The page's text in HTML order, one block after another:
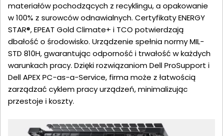
materiałów pochodzących z recyklingu, a opakowanie
w 100% z surowców odnawialnych. Certyfikaty ENERGY
STAR®, EPEAT Gold Climate+ i TCO potwierdzają
dbałość o środowisko. Urządzenie spełnia normy MIL-
STD 810H, gwarantując odporność i trwałość w każdych
warunkach pracy. Dzięki rozwiązaniom Dell ProSupport i
Dell APEX PC-as-a-Service, firma może z łatwością
zarządzać cyklem pracy urządzeń, minimalizując
przestoje i koszty.